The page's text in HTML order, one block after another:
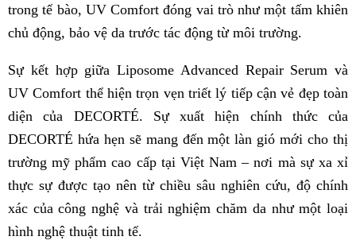
trong tế bào, UV Comfort đóng vai trò như một tấm khiên
chủ động, bảo vệ da trước tác động từ môi trường.
Sự kết hợp giữa Liposome Advanced Repair Serum và
UV Comfort thể hiện trọn vẹn triết lý tiếp cận vẻ đẹp toàn
diện của DECORTÉ. Sự xuất hiện chính thức của
DECORTÉ hứa hẹn sẽ mang đến một làn gió mới cho thị
trường mỹ phẩm cao cấp tại Việt Nam – nơi mà sự xa xỉ
thực sự được tạo nên từ chiều sâu nghiên cứu, độ chính
xác của công nghệ và trải nghiệm chăm da như một loại
hình nghệ thuật tinh tế.